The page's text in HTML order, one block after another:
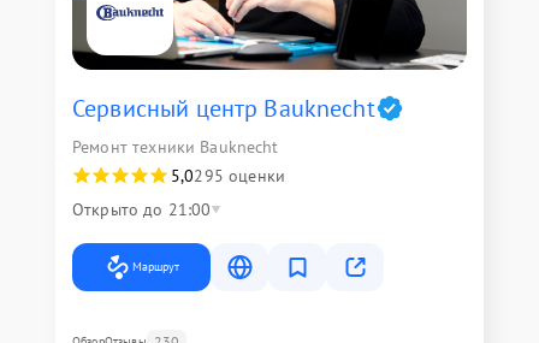
Сервисный центр Bauknecht
Ремонт техники Bauknecht
5,0295 оценки
Открыто до 21:00
Маршрут